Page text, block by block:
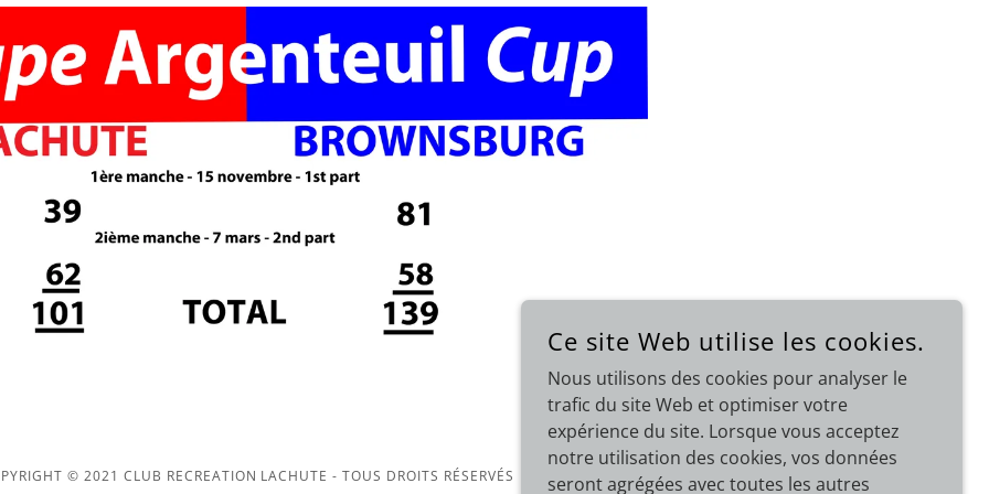
© 2021 CLUB RECREATION LACHUTE - TOUS DROITS RÉSERVÉS
Ce site Web utilise les cookies.
Nous utilisons des cookies pour analyser le
trafic du site Web et optimiser votre
expérience du site. Lorsque vous acceptez
notre utilisation des cookies, vos données
seront agrégées avec toutes les autres